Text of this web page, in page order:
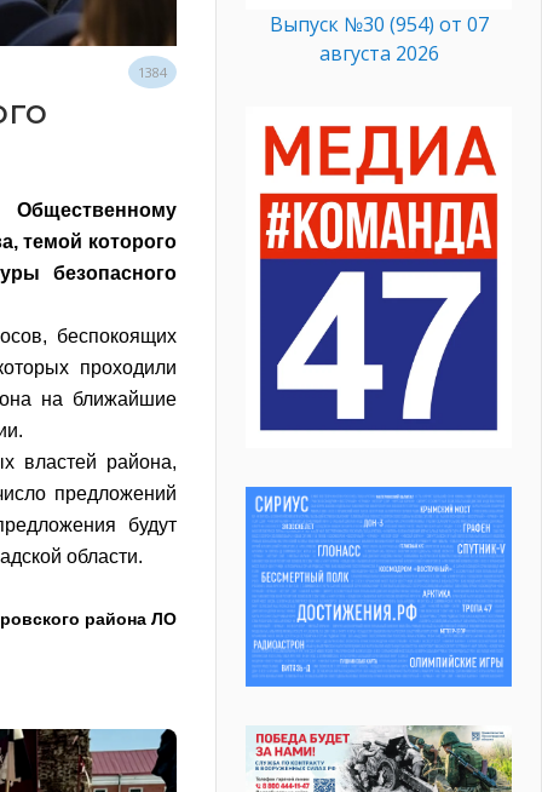
1384
темой которого
безопасного
беспокоящих
проходили
на ближайшие
властей района,
предложений
будут
области.
района ЛО
Выпуск №30 (954) от 07
августа 2026